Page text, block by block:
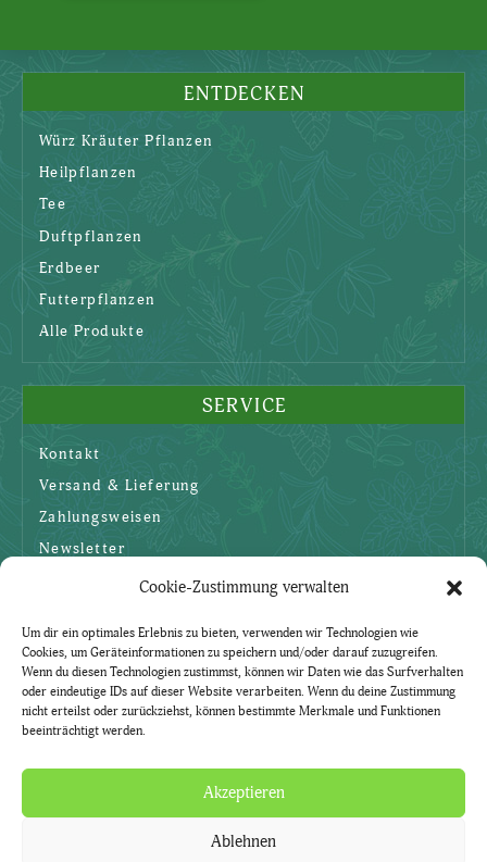
Cookie-Zustimmung verwalten
Um dir ein optimales Erlebnis zu bieten, verwenden wir Technologien wie
Cookies, um Geräteinformationen zu speichern und/oder darauf zuzugreifen.
Wenn du diesen Technologien zustimmst, können wir Daten wie das Surfverhalten
oder eindeutige IDs auf dieser Website verarbeiten. Wenn du deine Zustimmung
nicht erteilst oder zurückziehst, können bestimmte Merkmale und Funktionen
beeinträchtigt werden.
Akzeptieren
Ablehnen
ENTDECKEN
Würz Kräuter Pflanzen
Heilpflanzen
Tee
Duftpflanzen
Erdbeer
Futterpflanzen
Alle Produkte
SERVICE
Kontakt
Versand & Lieferung
Zahlungsweisen
Newsletter
SICHERHEIT
AGBs
Datenschutzerklärung
Widerruf
Impressum
Natürlich. Mit Kräutern.